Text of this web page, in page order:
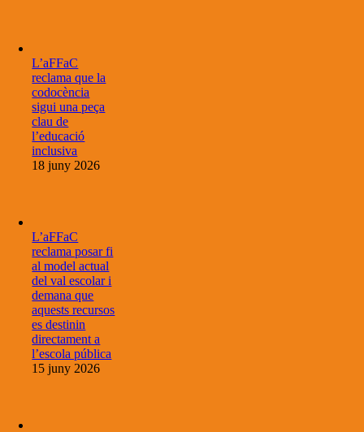
L’aFFaC
reclama que la
codocència
sigui una peça
clau de
l’educació
inclusiva
18 juny 2026
L’aFFaC
reclama posar fi
al model actual
del val escolar i
demana que
aquests recursos
es destinin
directament a
l’escola pública
15 juny 2026